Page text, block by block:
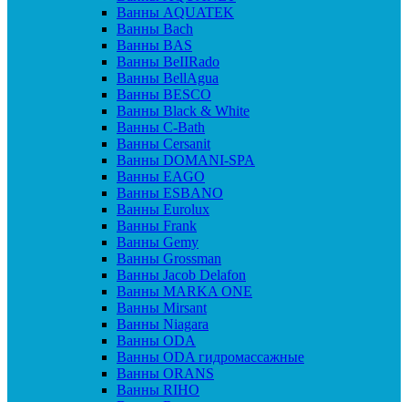
Ванны AQUATEK
Ванны Bach
Ванны BAS
Ванны BeIIRado
Ванны BellAgua
Ванны BESCO
Ванны Black & White
Ванны C-Bath
Ванны Cersanit
Ванны DOMANI-SPA
Ванны EAGO
Ванны ESBANO
Ванны Eurolux
Ванны Frank
Ванны Gemy
Ванны Grossman
Ванны Jacob Delafon
Ванны MARKA ONE
Ванны Mirsant
Ванны Niagara
Ванны ODA
Ванны ODA гидромассажные
Ванны ORANS
Ванны RIHO